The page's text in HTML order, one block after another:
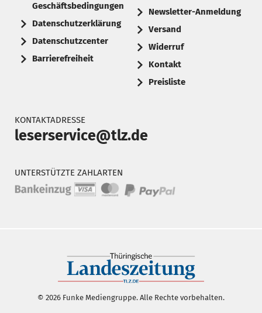
Geschäftsbedingungen
Datenschutzerklärung
Datenschutzcenter
Barrierefreiheit
Newsletter-Anmeldung
Versand
Widerruf
Kontakt
Preisliste
KONTAKTADRESSE
leserservice@tlz.de
UNTERSTÜTZTE ZAHLARTEN
© 2026 Funke Mediengruppe. Alle Rechte vorbehalten.